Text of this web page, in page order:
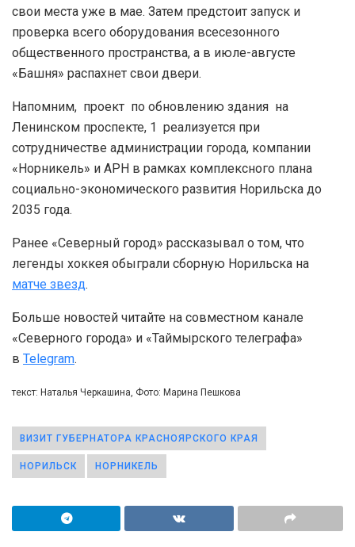
свои места уже в мае. Затем предстоит запуск и
проверка всего оборудования всесезонного
общественного пространства, а в июле-августе
«Башня» распахнет свои двери.
Напомним, проект по обновлению здания на
Ленинском проспекте, 1 реализуется при
сотрудничестве администрации города, компании
«Норникель» и АРН в рамках комплексного плана
социально-экономического развития Норильска до
2035 года.
Ранее «Северный город» рассказывал о том, что
легенды хоккея обыграли сборную Норильска на
матче звезд.
Больше новостей читайте на совместном канале
«Северного города» и «Таймырского телеграфа»
в Telegram.
текст: Наталья Черкашина, Фото: Марина Пешкова
ВИЗИТ ГУБЕРНАТОРА КРАСНОЯРСКОГО КРАЯ
НОРИЛЬСК НОРНИКЕЛЬ